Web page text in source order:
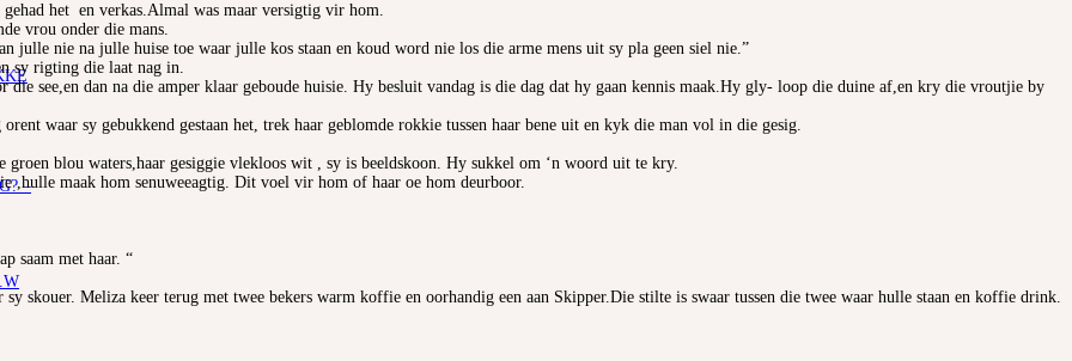
–
het en verkas.Almal was maar versigtig vir hom.
vrou onder die mans.
julle nie na julle huise toe waar julle kos staan en koud word nie los die arme mens uit sy pla geen siel nie.”
sy rigting die laat nag in.
see,en dan na die amper klaar geboude huisie. Hy besluit vandag is die dag dat hy gaan kennis maak.Hy gly- loop die duine af,en kry die vroutjie by
waar sy gebukkend gestaan het, trek haar geblomde rokkie tussen haar bene uit en kyk die man vol in die gesig.
blou waters,haar gesiggie vlekloos wit , sy is beeldskoon. Hy sukkel om ‘n woord uit te kry.
,hulle maak hom senuweeagtig. Dit voel vir hom of haar oe hom deurboor.
saam met haar. “
skouer. Meliza keer terug met twee bekers warm koffie en oorhandig een aan Skipper.Die stilte is swaar tussen die twee waar hulle staan en koffie drink.